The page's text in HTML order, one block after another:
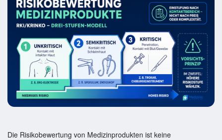
Die Risikobewertung von Medizinprodukten ist keine